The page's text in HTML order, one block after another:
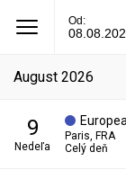
Od:
august 2026
9
nedeľa
Paris, FRA
Celý deň